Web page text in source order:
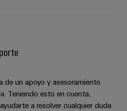
de un apoyo y asesoramiento
Teniendo esto en cuenta,
a resolver cualquier duda